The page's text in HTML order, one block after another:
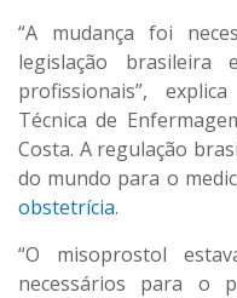
“A mudança foi
legislação
profissionais”,
Técnica de
Costa. A regulação
do mundo para o
obstetrícia.
“O misoprostol
necessários para o